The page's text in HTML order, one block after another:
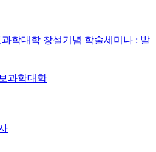
학대학 창설기념 학술세미나 : 발
과학대학